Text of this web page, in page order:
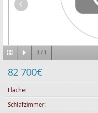
1 / 1
82 700€
Fläche:
Schlafzimmer: